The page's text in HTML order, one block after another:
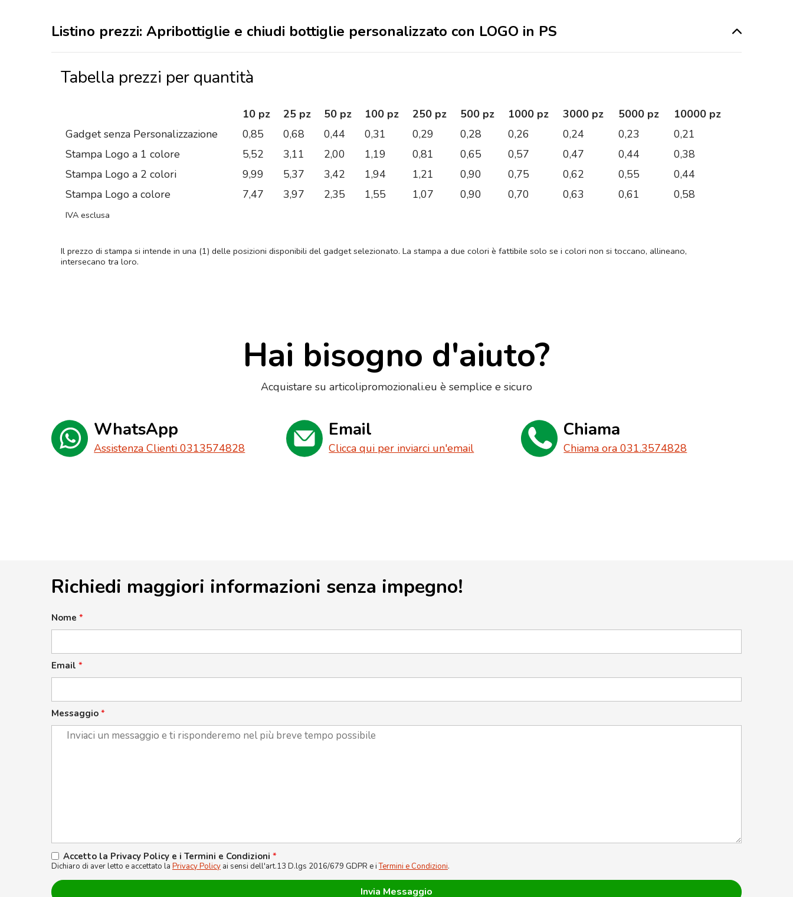
Listino prezzi: Apribottiglie e chiudi bottiglie personalizzato con LOGO in PS
Tabella prezzi per quantità
10 pz 25 pz 50 pz 100 pz 250 pz 500 pz 1000 pz 3000 pz 5000 pz
10000 pz
Gadget senza Personalizzazione
0,85 0,68 0,44 0,31 0,29 0,28 0,26 0,24 0,23
0,21
Stampa Logo a 1 colore
5,52 3,11 2,00 1,19 0,81 0,65 0,57 0,47 0,44
0,38
Stampa Logo a 2 colori
9,99 5,37 3,42 1,94 1,21 0,90 0,75 0,62 0,55
0,44
Stampa Logo a colore
7,47 3,97 2,35 1,55 1,07 0,90 0,70 0,63 0,61 0,58
IVA esclusa
Il prezzo di stampa si intende in una (1) delle posizioni disponibili del gadget selezionato. La stampa a due colori è fattibile solo se i colori non si toccano, allineano,
intersecano tra loro.
Hai bisogno d'aiuto?
Acquistare su articolipromozionali.eu è semplice e sicuro
WhatsApp
Assistenza Clienti 0313574828
Email
Clicca qui per inviarci un'email
Chiama
Chiama ora 031.3574828
Richiedi maggiori informazioni senza impegno!
Nome *
Email *
Messaggio *
Accetto la Privacy Policy e i Termini e Condizioni *
Dichiaro di aver letto e accettato la Privacy Policy ai sensi dell'art.13 D.lgs 2016/679 GDPR e iTermini e Condizioni.